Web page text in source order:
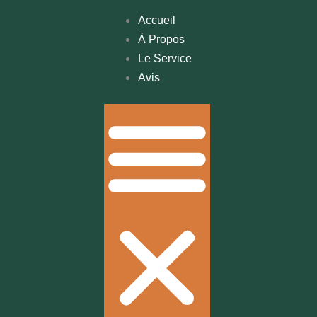
Accueil
À Propos
Le Service
Avis